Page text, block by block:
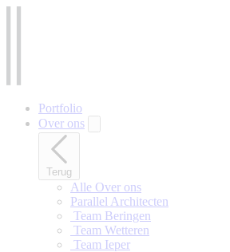
Portfolio
Over ons
Terug
Alle Over ons
Parallel Architecten
‎ Team Beringen
‎ Team Wetteren
‎ Team Ieper